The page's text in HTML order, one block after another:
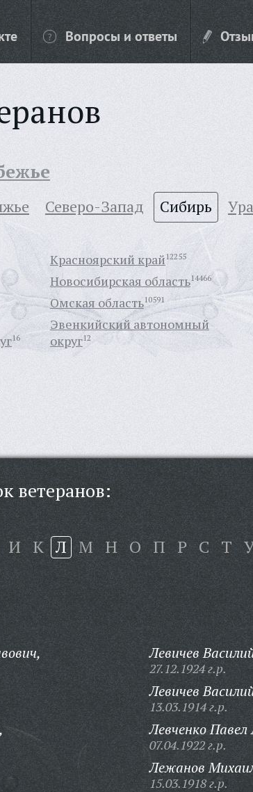
Вопросы и ответы
Северо-Запад Сибирь
Красноярский край12255
Новосибирская область14466
Омская область10591
16
Эвенкийский автономный
округ12
ветеранов:
И К Л М Н О П Р С Т
Левичев
27.12.1924 г.р.
Левичев
13.03.1914 г.р.
Левченко
07.04.1922 г.р.
Лежанов
15.03.1918 г.р.